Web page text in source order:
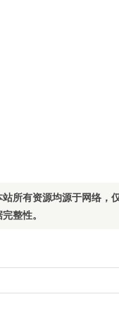
站所有资源均源于网络，
整性。